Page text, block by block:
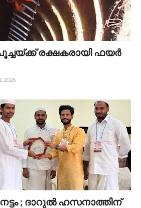
രക്ഷകരായി ഫയർ
2026
; ദാറുൽ ഹസനാത്തിന്